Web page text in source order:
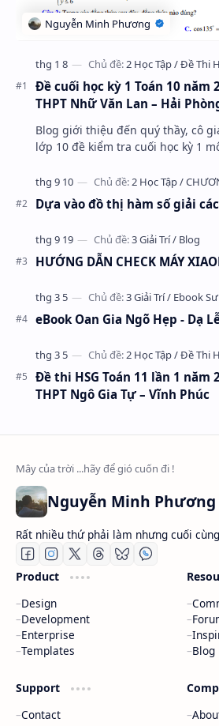
Đề cuối học kỳ 1 Toán 10 năm
THPT Nhữ Văn Lan – Hải
Blog giới thiệu đến quý thầy, cô
lớp 10 đề kiểm tra cuối học kỳ 1
Dựa vào đồ thị hàm số giải
HƯỚNG DẪN CHECK MÁY
eBook Oan Gia Ngõ Hẹp - Dạ
Đề thi HSG Toán 11 lần 1 năm
THPT Ngô Gia Tự – Vĩnh Phúc
Rất nhiều thứ phải làm nhưng cuối
Product
Design
Development
Enterprise
Templates
Blog
Support
Contact